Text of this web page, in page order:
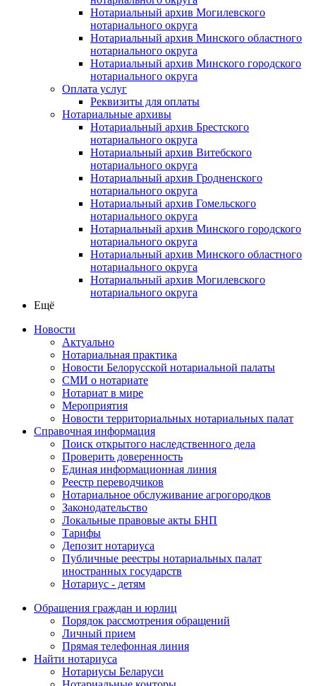
Нотариальный архив Могилевского
нотариального округа
Нотариальный архив Минского областного
нотариального округа
Нотариальный архив Минского городского
нотариального округа
Оплата услуг
Реквизиты для оплаты
Нотариальные архивы
Нотариальный архив Брестского
нотариального округа
Нотариальный архив Витебского
нотариального округа
Нотариальный архив Гродненского
нотариального округа
Нотариальный архив Гомельского
нотариального округа
Нотариальный архив Минского городского
нотариального округа
Нотариальный архив Минского областного
нотариального округа
Нотариальный архив Могилевского
нотариального округа
Ещё
Новости
Актуально
Нотариальная практика
Новости Белорусской нотариальной палаты
СМИ о нотариате
Нотариат в мире
Мероприятия
Новости территориальных нотариальных палат
Справочная информация
Поиск открытого наследственного дела
Проверить доверенность
Единая информационная линия
Реестр переводчиков
Нотариальное обслуживание агрогородков
Законодательство
Локальные правовые акты БНП
Тарифы
Депозит нотариуса
Публичные реестры нотариальных палат
иностранных государств
Нотариус - детям
Обращения граждан и юрлиц
Порядок рассмотрения обращений
Личный прием
Прямая телефонная линия
Найти нотариуса
Нотариусы Беларуси